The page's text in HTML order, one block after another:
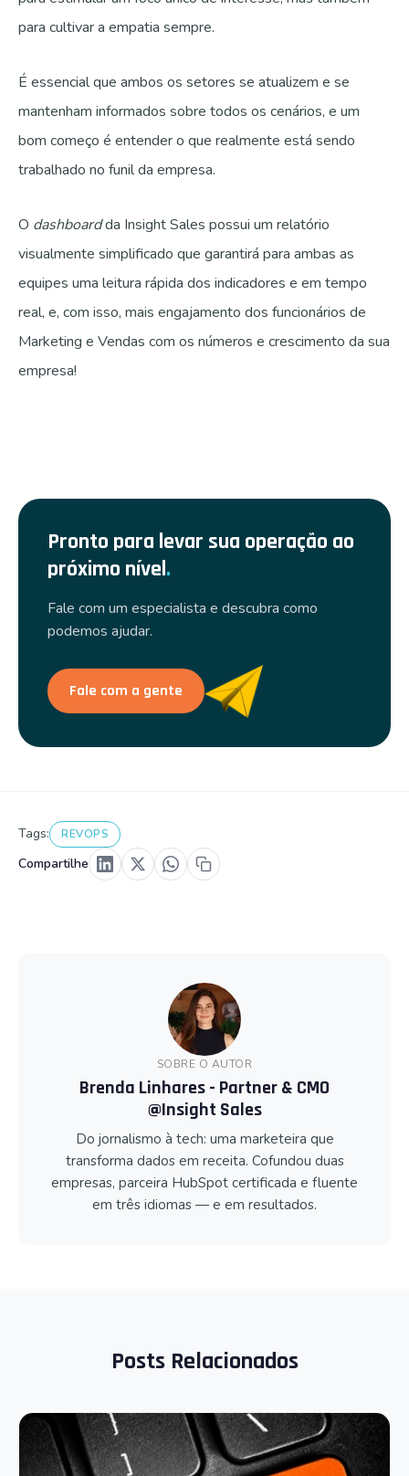
para cultivar a empatia sempre.
É essencial que ambos os setores se atualizem e se
mantenham informados sobre todos os cenários, e um
bom começo é entender o que realmente está sendo
trabalhado no funil da empresa.
O dashboardda Insight Sales possui um relatório
visualmente simplificado que garantirá para ambas as
equipes uma leitura rápida dos indicadores e em tempo
real, e, com isso, mais engajamento dos funcionários de
Marketing e Vendas com os números e crescimento da sua
empresa!
Pronto para levar sua operação ao
próximo nível.
Fale com um especialista e descubra como
podemos ajudar.
Fale com a gente
Tags: REVOPS
Compartilhe
SOBRE O AUTOR
Brenda Linhares - Partner & CMO
@Insight Sales
Do jornalismo à tech: uma marketeira que
transforma dados em receita. Cofundou duas
empresas, parceira HubSpot certificada e fluente
em três idiomas — e em resultados.
Posts Relacionados